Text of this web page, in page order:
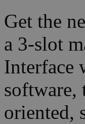
Get the
a 3-slot
Interface
oriented,